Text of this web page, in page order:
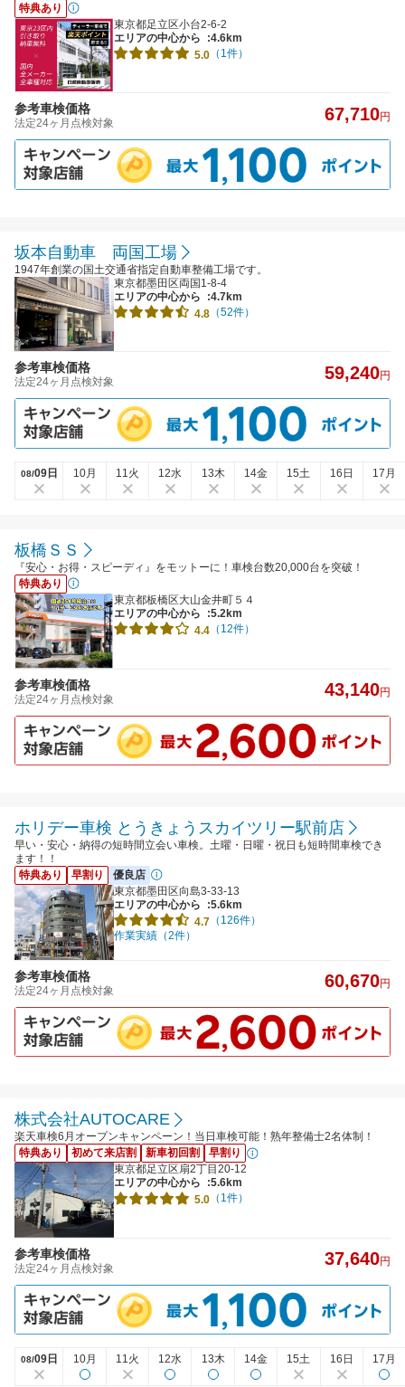
特典あり
東京都足立区小台2-6-2
エリアの中心から
:4.6km
5.0 （1件）
参考車検価格
法定24ヶ月点検対象 67,710円
坂本自動車 両国工場
1947年創業の国土交通省指定自動車整備工場です。
東京都墨田区両国1-8-4
エリアの中心から
:4.7km
4.8 （52件）
参考車検価格
法定24ヶ月点検対象 59,240円
08/09日 10月 11火 12水 13木 14金 15土 16日 17月
板橋ＳＳ
『安心・お得・スピーディ』をモットーに！車検台数20,000台を突破！
特典あり
東京都板橋区大山金井町５４
エリアの中心から
:5.2km
4.4 （12件）
参考車検価格
法定24ヶ月点検対象 43,140円
ホリデー車検 とうきょうスカイツリー駅前店
早い・安心・納得の短時間立会い車検。土曜・日曜・祝日も短時間車検でき
ます！！
特典あり
早割り
優良店
東京都墨田区向島3-33-13
エリアの中心から
:5.6km
4.7 （126件）
作業実績（2件）
参考車検価格
法定24ヶ月点検対象 60,670円
株式会社AUTOCARE
楽天車検6月オープンキャンペーン！当日車検可能！熟年整備士2名体制！
特典あり
初めて来店割 新車初回割
早割り
東京都足立区扇2丁目20-12
エリアの中心から
:5.6km
5.0 （1件）
参考車検価格
法定24ヶ月点検対象 37,640円
08/09日 10月 11火 12水 13木 14金 15土 16日 17月